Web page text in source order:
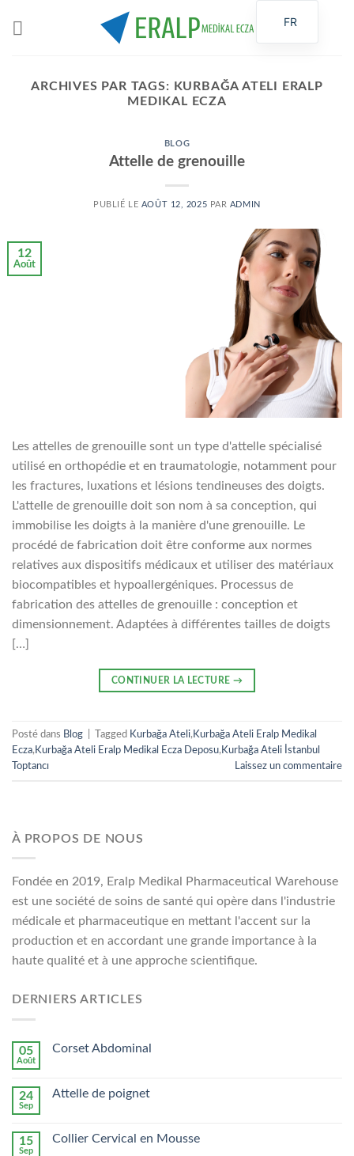
ARCHIVES PAR TAGS:
KURBAĞA ATELI ERALP
MEDIKAL ECZA
BLOG
Attelle de grenouille
PUBLIÉ LE AOÛT 12, 2025 PAR ADMIN
12
Août
Les attelles de grenouille sont un type d'attelle spécialisé
utilisé en orthopédie et en traumatologie, notamment pour
les fractures, luxations et lésions tendineuses des doigts.
L'attelle de grenouille doit son nom à sa conception, qui
immobilise les doigts à la manière d'une grenouille. Le
procédé de fabrication doit être conforme aux normes
relatives aux dispositifs médicaux et utiliser des matériaux
biocompatibles et hypoallergéniques. Processus de
fabrication des attelles de grenouille : conception et
dimensionnement. Adaptées à différentes tailles de doigts
[…]
CONTINUER LA LECTURE →
Posté dans Blog Tagged Kurbağa Ateli, Kurbağa Ateli Eralp Medikal
Ecza, Kurbağa Ateli Eralp Medikal Ecza Deposu, Kurbağa Ateli İstanbul
Toptancı
Laissez un commentaire
À PROPOS DE NOUS
Fondée en 2019, Eralp Medikal Pharmaceutical Warehouse
est une société de soins de santé qui opère dans l'industrie
médicale et pharmaceutique en mettant l'accent sur la
production et en accordant une grande importance à la
haute qualité et à une approche scientifique.
DERNIERS ARTICLES
05
Août
Corset Abdominal
24
Sep
Attelle de poignet
15
Sep
Collier Cervical en Mousse
FR